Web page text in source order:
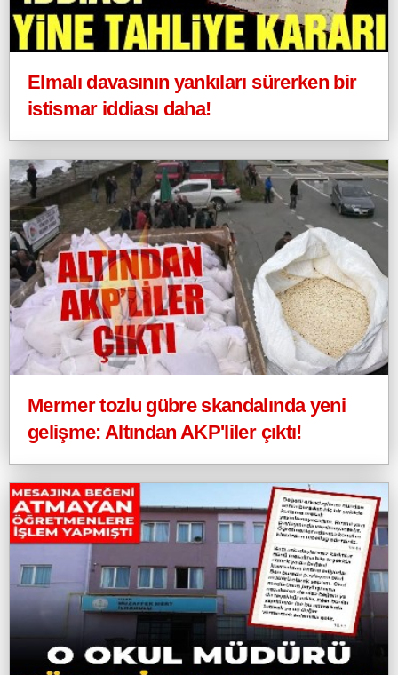
Elmalı davasının yankıları sürerken bir
istismar iddiası daha!
Mermer tozlu gübre skandalında yeni
gelişme: Altından AKP'liler çıktı!